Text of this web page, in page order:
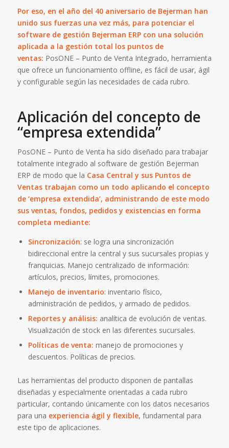
Por eso, en el año del 40 aniversario de Bejerman han
unido sus fuerzas una vez más, para potenciar el
software de gestión Bejerman ERP con una solución
aplicada a la gestión total los puntos de
ventas: PosONE – Punto de Venta Integrado, herramienta
que ofrece un funcionamiento offline, es fácil de usar, ágil
y configurable según las necesidades de cada rubro.
Aplicación del concepto de
“empresa extendida”
PosONE – Punto de Venta ha sido diseñado para trabajar
totalmente integrado al software de gestión Bejerman
ERP de modo que la Casa Central y sus Puntos de
Ventas trabajan como un todo aplicando el concepto
de ‘empresa extendida’, administrando de este modo
sus ventas, fondos, pedidos y existencias en forma
completa mediante:
Sincronización: se logra una sincronización
bidireccional entre la central y sus sucursales propias y
franquicias. Manejo centralizado de información:
artículos, precios, límites, promociones.
Manejo de inventario: inventario físico,
administración de pedidos, y armado de pedidos.
Reportes y análisis: analítica de evolución de ventas.
Visualización de stock en las diferentes sucursales.
Políticas de venta: manejo de promociones y
descuentos. Políticas de precios.
Las herramientas del producto disponen de pantallas
diseñadas y especialmente orientadas a cada rubro
particular, contando únicamente con los datos necesarios
para una experiencia ágil y flexible, fundamental para
este tipo de aplicaciones.